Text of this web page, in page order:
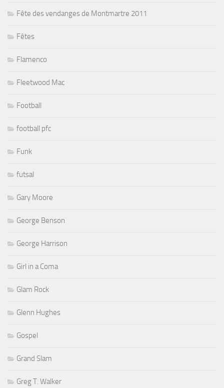
Fête des vendanges de Montmartre 2011
Fêtes
Flamenco
Fleetwood Mac
Football
football pfc
Funk
futsal
Gary Moore
George Benson
George Harrison
Girl in a Coma
Glam Rock
Glenn Hughes
Gospel
Grand Slam
Greg T. Walker